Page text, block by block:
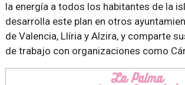
la energía a todos los habitantes de la
desarrolla este plan​ en otros
de Valencia, Llíria y Alzira, y comparte
de trabajo con organizaciones como